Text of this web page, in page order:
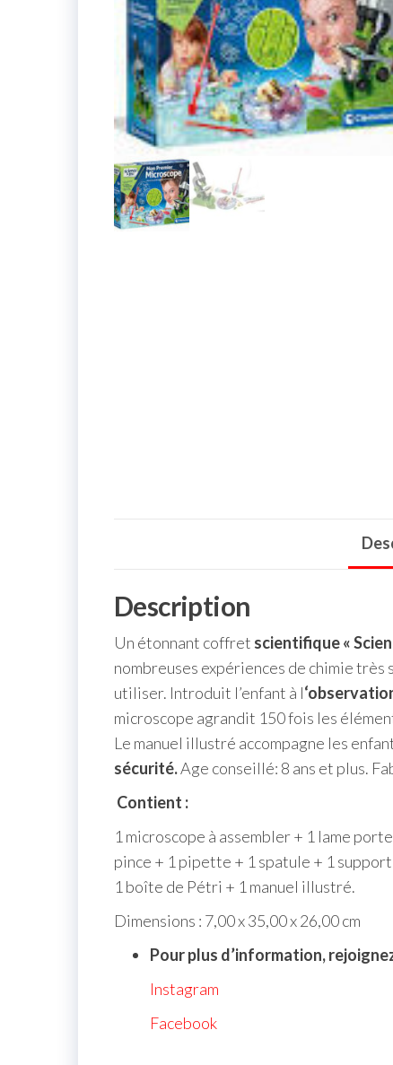
Description
Un étonnant coffret scientifique «
nombreuses expériences de chimie
utiliser. Introduit l’enfant à l
microscope agrandit 150 fois les
Le manuel illustré accompagne les
sécurité.Age conseillé: 8 ans et plus.
Contient :
1 microscope à assembler + 1 lame
pince + 1 pipette + 1 spatule + 1
1 boîte de Pétri + 1 manuel illustré.
Dimensions : 7,00 x 35,00 x 26,00 cm
Pour plus d’information,
Instagram
Facebook